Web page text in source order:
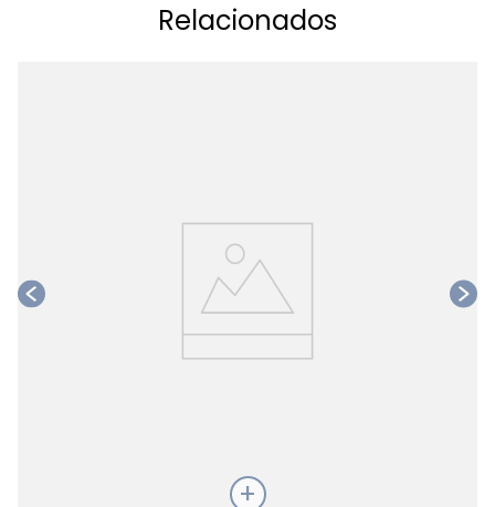
Relacionados